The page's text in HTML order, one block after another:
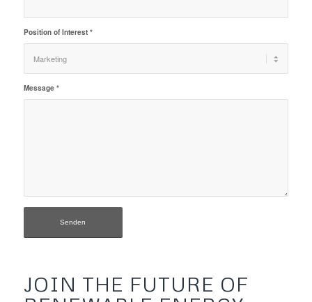
Position of Interest *
Message *
JOIN THE FUTURE OF